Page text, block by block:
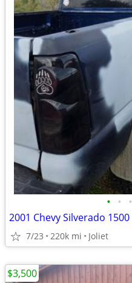
• • •
2001 Chevy Silverado 1500
7/23 220k mi Joliet
$3,500